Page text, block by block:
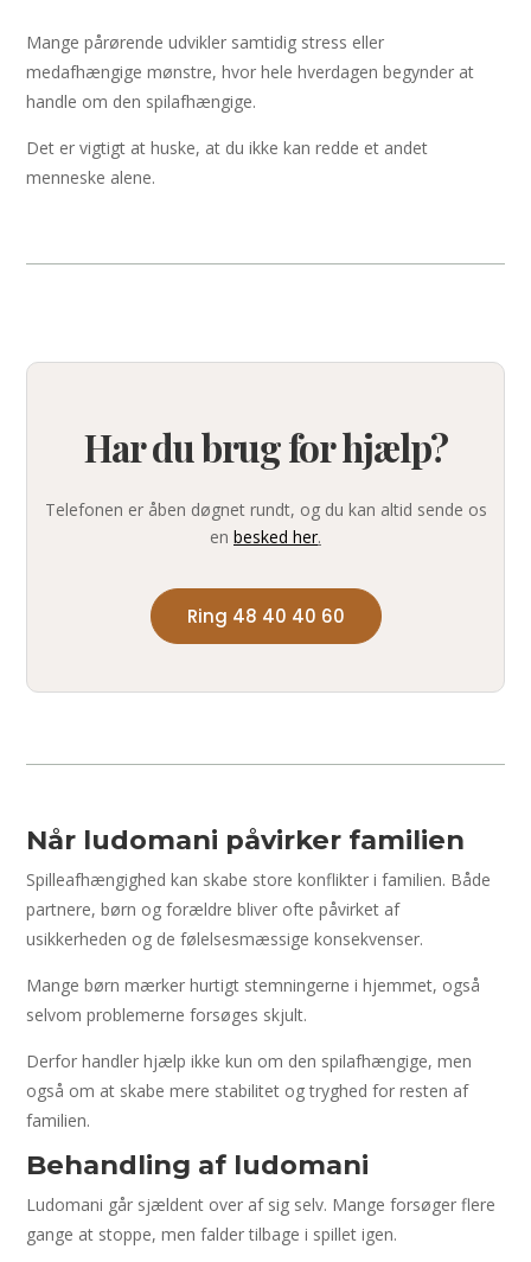
Mange pårørende udvikler samtidig stress eller
medafhængige mønstre, hvor hele hverdagen begynder at
handle om den spilafhængige.
Det er vigtigt at huske, at du ikke kan redde et andet
menneske alene.
Har du brug for hjælp?
Telefonen er åben døgnet rundt, og du kan altid sende os
en besked her.
Ring 48 40 40 60
Når ludomani påvirker familien
Spilleafhængighed kan skabe store konflikter i familien. Både
partnere, børn og forældre bliver ofte påvirket af
usikkerheden og de følelsesmæssige konsekvenser.
Mange børn mærker hurtigt stemningerne i hjemmet, også
selvom problemerne forsøges skjult.
Derfor handler hjælp ikke kun om den spilafhængige, men
også om at skabe mere stabilitet og tryghed for resten af
familien.
Behandling af ludomani
Ludomani går sjældent over af sig selv. Mange forsøger flere
gange at stoppe, men falder tilbage i spillet igen.